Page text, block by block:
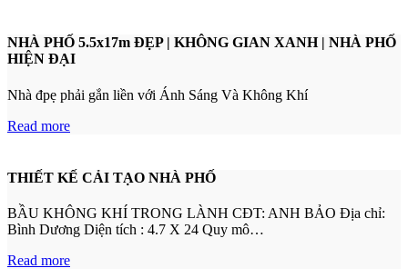
NHÀ PHỐ 5.5x17m ĐẸP | KHÔNG GIAN XANH | NHÀ PHỐ
HIỆN ĐẠI
Nhà đpẹ phải gắn liền với Ánh Sáng Và Không Khí
Read more
THIẾT KẾ CẢI TẠO NHÀ PHỐ
BẦU KHÔNG KHÍ TRONG LÀNH CĐT: ANH BẢO Địa chỉ:
Bình Dương Diện tích : 4.7 X 24 Quy mô…
Read more